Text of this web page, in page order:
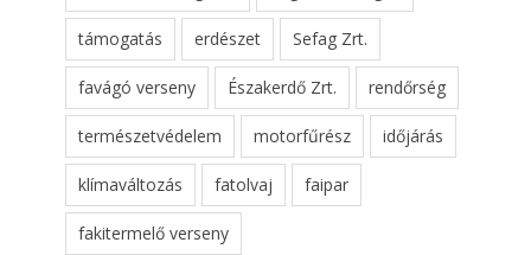
támogatás erdészet Sefag Zrt.
favágó verseny Északerdő Zrt. rendőrség
természetvédelem motorfűrész időjárás
klímaváltozás fatolvaj faipar
fakitermelő verseny